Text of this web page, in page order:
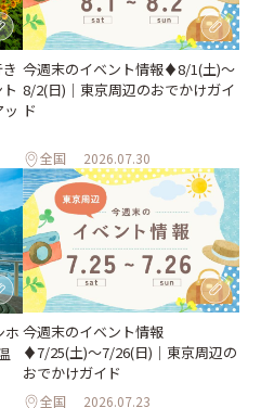
今週末のイベント情報♦︎8/1(土)〜
8/2(日)｜東京周辺のおでかけガイ
ド
全国 2026.07.30
ホ 今週末のイベント情報
♦︎7/25(土)〜7/26(日)｜東京周辺の
おでかけガイド
全国 2026.07.23